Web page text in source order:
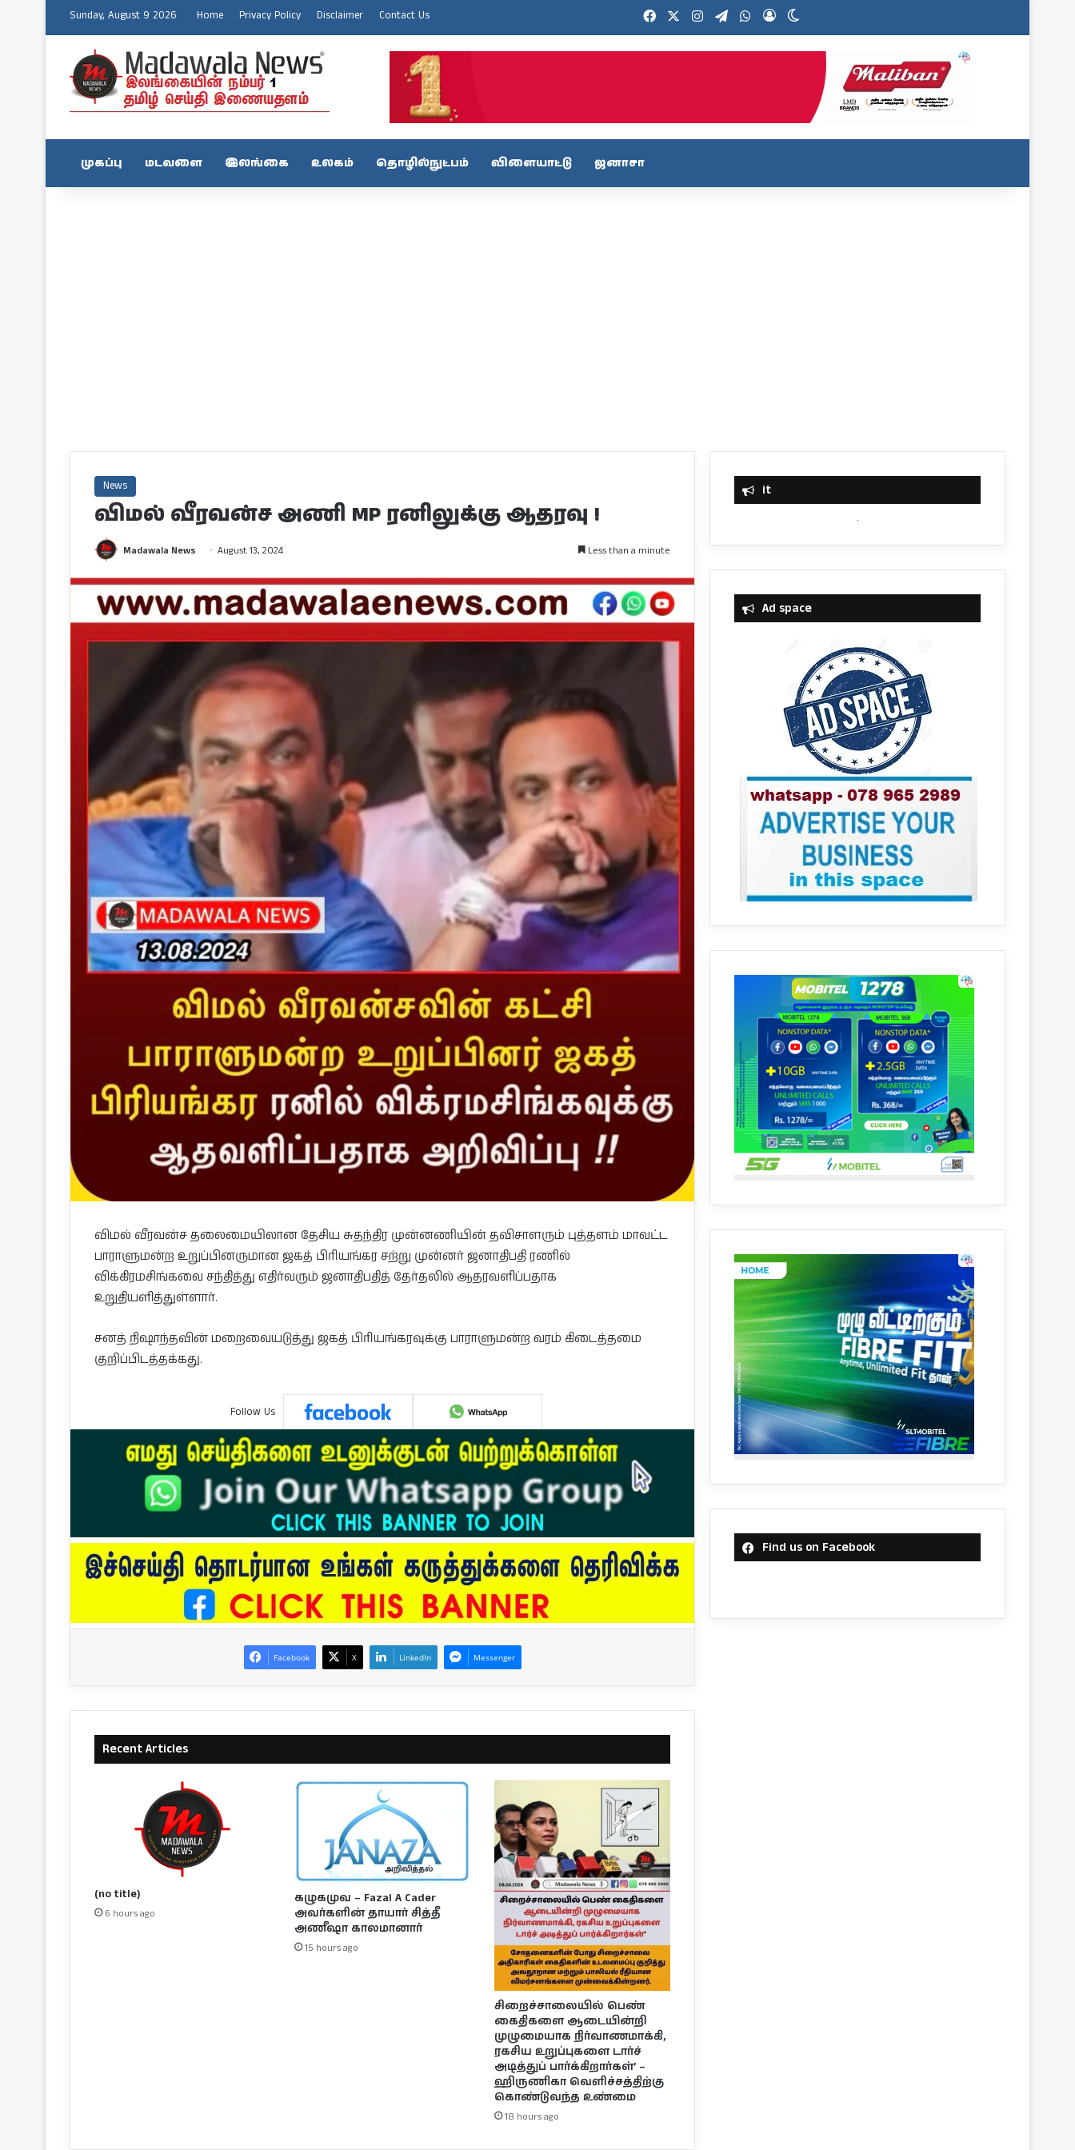
Sunday, August 9 2026 Home Privacy Policy Disclaimer Contact Us FacebookInstagramTelegramWhatsApp
Log In
முகப்பு மடவளை இலங்கை உலகம் தொழில்நுட்பம் விளையாட்டு ஜனாசா
News
விமல் வீரவன்ச அணி MP ரனிலுக்கு ஆதரவு !
Madawala News August 13, 2024 Less than a minute
விமல் வீரவன்ச தலைமையிலான தேசிய சுதந்திர முன்னணியின் தவிசாளரும் புத்தளம் மாவட்ட
பாராளுமன்ற உறுப்பினருமான ஜகத் பிரியங்கர சற்று முன்னர் ஜனாதிபதி ரணில்
விக்கிரமசிங்கவை சந்தித்து எதிர்வரும் ஜனாதிபதித் தேர்தலில் ஆதரவளிப்பதாக
உறுதியளித்துள்ளார்.
சனத் நிஷாந்தவின் மறைவையடுத்து ஜகத் பிரியங்கரவுக்கு பாராளுமன்ற வரம் கிடைத்தமை
குறிப்பிடத்தக்கது.
Follow Us
Facebook X LinkedIn Messenger
Recent Articles
(no title)
6 hours ago
கழுகமுவ – Fazal A Cader
அவர்களின் தாயார் சித்தீ
அணீஷா காலமானார்
15 hours ago
சிறைச்சாலையில் பெண்
கைதிகளை ஆடையின்றி
முழுமையாக நிர்வாணமாக்கி,
ரகசிய உறுப்புகளை டார்ச்
அடித்துப் பார்க்கிறார்கள்’ –
ஹிருணிகா வெளிச்சத்திற்கு
கொண்டுவந்த உண்மை
18 hours ago
it
Ad space
Find us on Facebook